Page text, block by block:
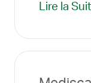
Lire la